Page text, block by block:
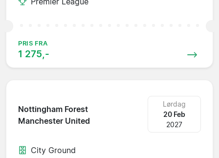
PRIS FRA
1 275,-
Nottingham Forest
Manchester United
Lørdag
20 Feb
2027
City Ground